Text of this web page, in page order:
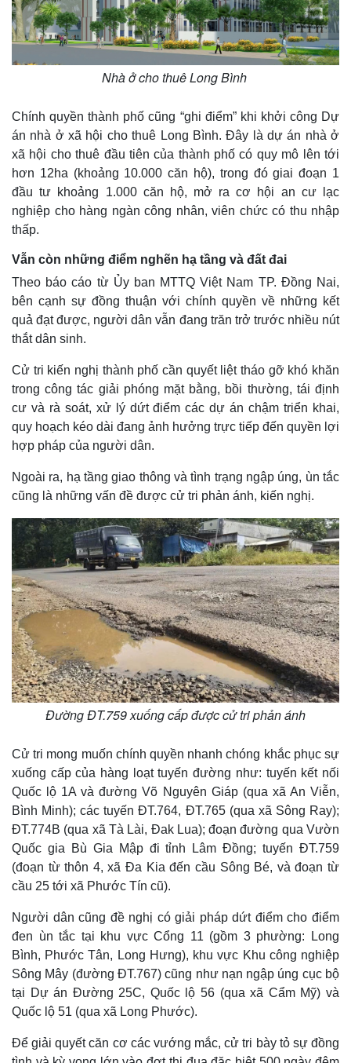
Thế giới
Quan sát
Cuộc sống đó đây
Hồ sơ
Multimedia
Video
Ảnh
E-Magazine
Infographic
Kinh tế
Khởi nghiệp
Tiêu dùng
Tỷ giá
Chứng khoán
Giá cà phê
Nhà ở cho thuê Long Bình
Chính quyền thành phố cũng “ghi điểm” khi khởi công Dự
án nhà ở xã hội cho thuê Long Bình. Đây là dự án nhà ở
xã hội cho thuê đầu tiên của thành phố có quy mô lên tới
hơn 12ha (khoảng 10.000 căn hộ), trong đó giai đoạn 1
đầu tư khoảng 1.000 căn hộ, mở ra cơ hội an cư lạc
nghiệp cho hàng ngàn công nhân, viên chức có thu nhập
thấp.
Vẫn còn những điểm nghẽn hạ tầng và đất đai
Theo báo cáo từ Ủy ban MTTQ Việt Nam TP. Đồng Nai,
bên cạnh sự đồng thuận với chính quyền về những kết
quả đạt được, người dân vẫn đang trăn trở trước nhiều nút
thắt dân sinh.
Cử tri kiến nghị thành phố cần quyết liệt tháo gỡ khó khăn
trong công tác giải phóng mặt bằng, bồi thường, tái định
cư và rà soát, xử lý dứt điểm các dự án chậm triển khai,
quy hoạch kéo dài đang ảnh hưởng trực tiếp đến quyền lợi
hợp pháp của người dân.
Ngoài ra, hạ tầng giao thông và tình trạng ngập úng, ùn tắc
cũng là những vấn đề được cử tri phản ánh, kiến nghị.
Đường ĐT.759 xuống cấp được cử tri phản ánh
Cử tri mong muốn chính quyền nhanh chóng khắc phục sự
xuống cấp của hàng loạt tuyến đường như: tuyến kết nối
Quốc lộ 1A và đường Võ Nguyên Giáp (qua xã An Viễn,
Bình Minh); các tuyến ĐT.764, ĐT.765 (qua xã Sông Ray);
ĐT.774B (qua xã Tà Lài, Đak Lua); đoạn đường qua Vườn
Quốc gia Bù Gia Mập đi tỉnh Lâm Đồng; tuyến ĐT.759
(đoạn từ thôn 4, xã Đa Kia đến cầu Sông Bé, và đoạn từ
cầu 25 tới xã Phước Tín cũ).
Người dân cũng đề nghị có giải pháp dứt điểm cho điểm
đen ùn tắc tại khu vực Cổng 11 (gồm 3 phường: Long
Bình, Phước Tân, Long Hưng), khu vực Khu công nghiệp
Sông Mây (đường ĐT.767) cũng như nạn ngập úng cục bộ
tại Dự án Đường 25C, Quốc lộ 56 (qua xã Cẩm Mỹ) và
Quốc lộ 51 (qua xã Long Phước).
Để giải quyết căn cơ các vướng mắc, cử tri bày tỏ sự đồng